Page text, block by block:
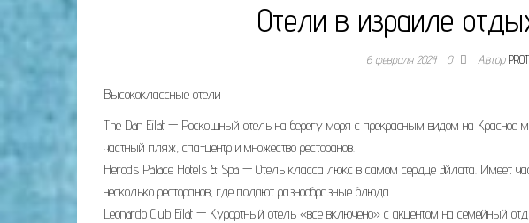
Отели в израиле
6 февраля 2024 0 Автор
Высококлассные отели
The Dan Eilat — Роскошный отель на берегу моря с прекрасным видом на Красное
частный пляж, спа-центр и множество ресторанов.
Herods Palace Hotels & Spa — Отель класса люкс в самом сердце Эйлата. Имеет
несколько ресторанов, где подают разнообразные блюда.
Leonardo Club Eilat — Курортный отель «все включено» с акцентом на семейный